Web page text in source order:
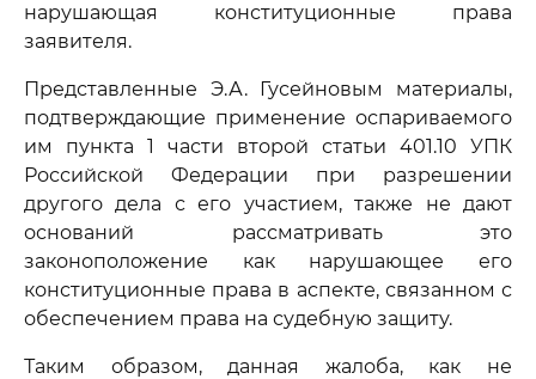
нарушающая конституционные права
заявителя.
Представленные Э.А. Гусейновым материалы,
подтверждающие применение оспариваемого
им пункта 1 части второй статьи 401.10 УПК
Российской Федерации при разрешении
другого дела с его участием, также не дают
оснований рассматривать это
законоположение как нарушающее его
конституционные права в аспекте, связанном с
обеспечением права на судебную защиту.
Таким образом, данная жалоба, как не